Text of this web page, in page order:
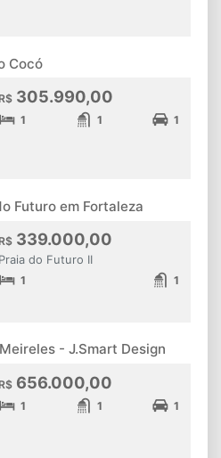
Cocó
R$ 305.990,00
1 1 1
Futuro em Fortaleza
R$ 339.000,00
Praia do Futuro II
1 1
- J.Smart Design
R$ 656.000,00
1 1 1